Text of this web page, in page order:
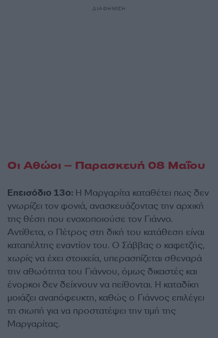
ΔΙΑΦΗΜΙΣΗ
Οι Αθώοι – Παρασκευή 08 Μαΐου
Επεισόδιο 13ο: Η Μαργαρίτα καταθέτει πως δεν
γνωρίζει τον φονιά, ανασκευάζοντας την αρχική
της θέση που ενοχοποιούσε τον Γιάννο.
Αντίθετα, ο Πέτρος στη δική του κατάθεση είναι
καταπέλτης εναντίον του. Ο Σάββας ο καφετζής,
χωρίς να έχει στοιχεία, υπερασπίζεται σθεναρά
την αθωότητα του Γιάννου, όμως δικαστές και
ένορκοι δεν δείχνουν να πείθονται. Η καταδίκη
μοιάζει αναπόφευκτη, καθώς ο Γιάννος επιλέγει
τη σιωπή για να προστατέψει την τιμή της
Μαργαρίτας.